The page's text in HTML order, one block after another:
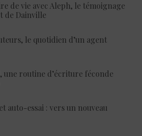
de vie avec Aleph, le témoignage
de Dainville
le quotidien d’un agent
routine d’écriture féconde
auto-essai : vers un nouveau